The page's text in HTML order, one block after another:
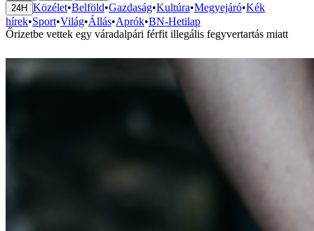
24H Közélet•Belföld•Gazdaság•Kultúra•Megyejáró•Kék
hírek•Sport•Világ•Állás•Aprók•BN-Hetilap
Őrizetbe vettek egy váradalpári férfit illegális fegyvertartás miatt